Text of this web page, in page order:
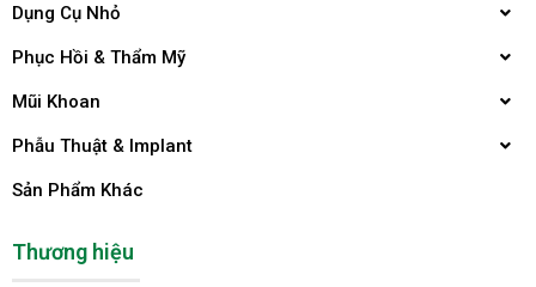
Dụng Cụ Nhỏ
Phục Hồi & Thẩm Mỹ
Mũi Khoan
Phẫu Thuật & Implant
Sản Phẩm Khác
Thương hiệu